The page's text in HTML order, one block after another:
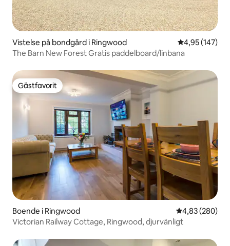
Vistelse på bondgård i Ringwood 4,95 av 5 i
4,95 (147)
The Barn New Forest Gratis paddelboard/linbana
Gästfavorit
Gästfavorit
Boende i Ringwood 4,83 av 5 i
4,83 (280)
Victorian Railway Cottage, Ringwood, djurvänligt